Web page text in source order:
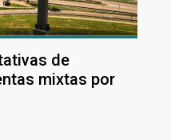
de
mixtas por